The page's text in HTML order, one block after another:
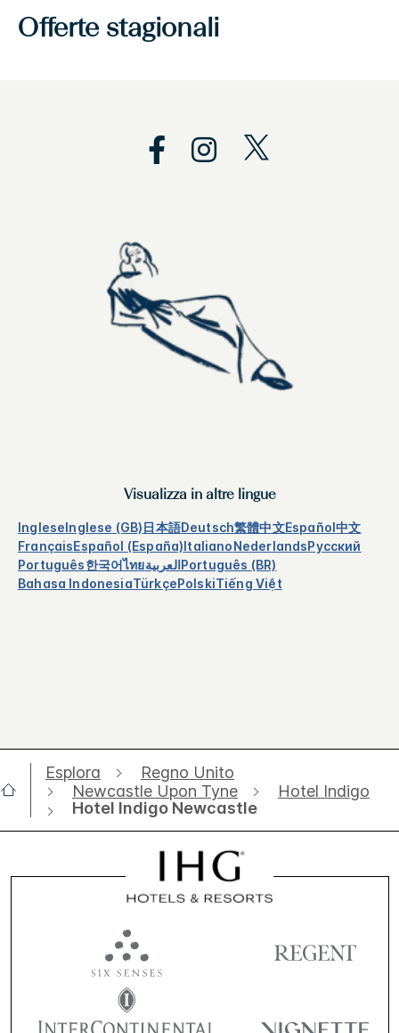
Offerte stagionali
Visualizza in altre lingue
IngleseInglese (GB)日本語Deutsch繁體中文Español中文
FrançaisEspañol (España)ItalianoNederlandsРусский
Português한국어ไทยالعربيةPortuguês (BR)
Bahasa IndonesiaTürkçePolskiTiếng Việt
Esplora
Regno Unito
Newcastle Upon Tyne
Hotel Indigo
Hotel Indigo Newcastle